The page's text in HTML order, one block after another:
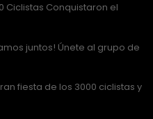
Ciclistas Conquistaron el
juntos! Únete al grupo de
fiesta de los 3000 ciclistas y